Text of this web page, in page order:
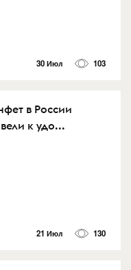
30 Июл 103
в России
к удо...
21 Июл 130